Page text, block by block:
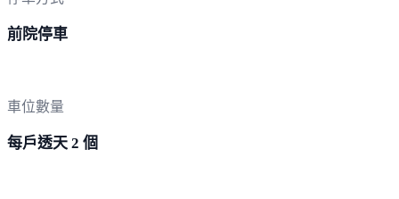
前院停車
車位數量
每戶透天 2 個